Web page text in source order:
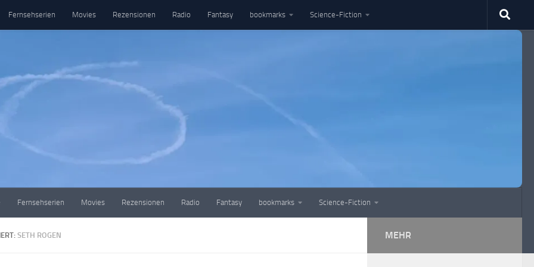
Fernsehserien Movies Rezensionen Radio Fantasy bookmarks Science-Fiction
Fernsehserien Movies Rezensionen Radio Fantasy bookmarks Science-Fiction
SETH ROGEN MEHR